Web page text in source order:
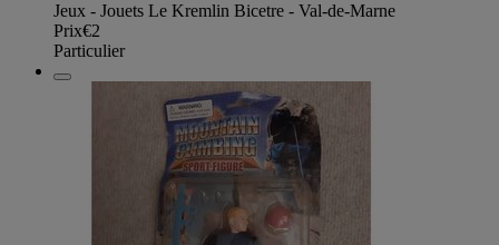
Jeux - Jouets Le Kremlin Bicetre - Val-de-Marne
Prix€2
Particulier